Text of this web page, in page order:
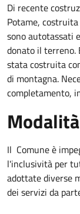
Di recente
Potame,
sono autotassati
donato il terreno.
stata costruita
di montagna.
completamento,
Il Comune è
l'inclusività per
adottate diverse
dei servizi da